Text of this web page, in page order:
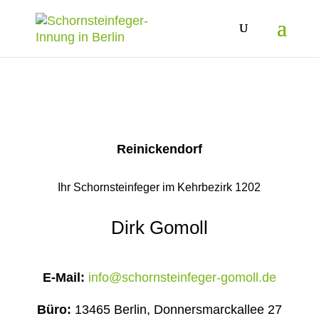
Reinickendorf
Ihr Schornsteinfeger im Kehrbezirk 1202
Dirk Gomoll
E-Mail: info@schornsteinfeger-gomoll.de
Büro: 13465 Berlin, Donnersmarckallee 27